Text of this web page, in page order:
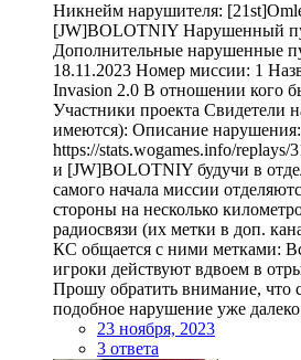
Никнейм нарушителя:
[JW]BOLOTNIY Нарушенный
Дополнительные нарушенные
18.11.2023 Номер миссии: 1
Invasion 2.0 В отношении кого
Участники проекта Свидетели
имеются): Описание
https://stats.wogames.info/
и [JW]BOLOTNIY будучи в
самого начала миссии
стороны на несколько
радиосвязи (их метки в доп.
КС общается с ними метками:
игроки действуют вдвоем в
Прошу обратить внимание, что
подобное нарушение уже
23 ноября, 2023
3 ответа